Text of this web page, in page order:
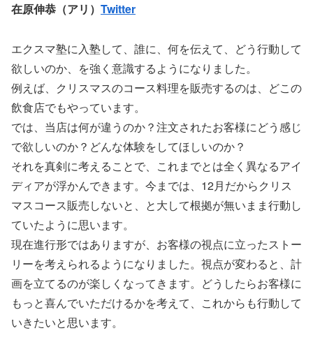
在原伸恭（アリ） Twitter
エクスマ塾に入塾して、誰に、何を伝えて、どう行動して
欲しいのか、を強く意識するようになりました。
例えば、クリスマスのコース料理を販売するのは、どこの
飲食店でもやっています。
では、当店は何が違うのか？注文されたお客様にどう感じ
で欲しいのか？どんな体験をしてほしいのか？
それを真剣に考えることで、これまでとは全く異なるアイ
ディアが浮かんできます。今までは、12月だからクリス
マスコース販売しないと、と大して根拠が無いまま行動し
ていたように思います。
現在進行形ではありますが、お客様の視点に立ったストー
リーを考えられるようになりました。視点が変わると、計
画を立てるのが楽しくなってきます。どうしたらお客様に
もっと喜んでいただけるかを考えて、これからも行動して
いきたいと思います。